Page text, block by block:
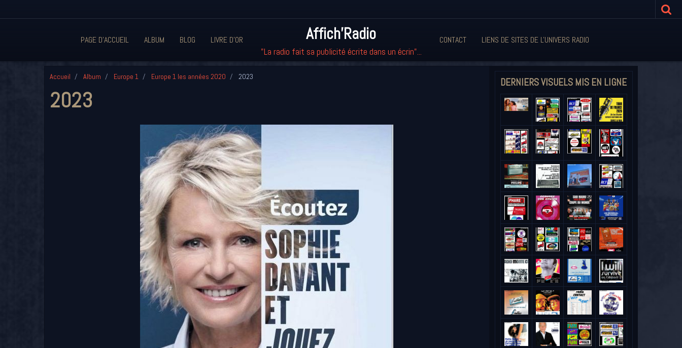
PAGE D'ACCUEIL ALBUM BLOG LIVRE D'OR Affich'Radio
"La radio fait sa publicité écrite dans un écrin"...
CONTACT LIENS DE SITES DE L'UNIVERS RADIO
Accueil Album Europe 1 Europe 1 les années 2020 2023
2023
DERNIERS VISUELS MIS EN LIGNE